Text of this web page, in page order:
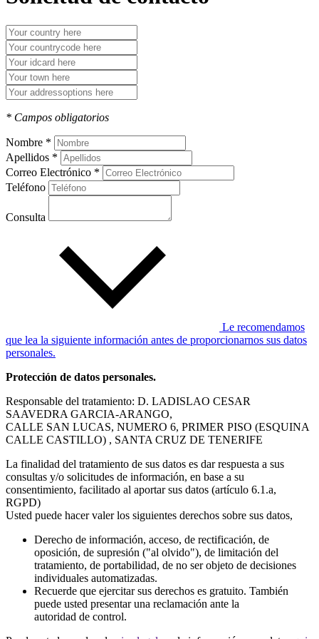
* Campos obligatorios
Nombre *
Apellidos *
Correo Electrónico *
Teléfono
Consulta
Le recomendamos
que lea la siguiente información antes de proporcionarnos sus datos
personales.
Protección de datos personales.
Responsable del tratamiento: D. LADISLAO CESAR
SAAVEDRA GARCIA-ARANGO,
CALLE SAN LUCAS, NUMERO 6, PRIMER PISO (ESQUINA
CALLE CASTILLO) , SANTA CRUZ DE TENERIFE
La finalidad del tratamiento de sus datos es dar respuesta a sus
consultas y/o solicitudes de información, en base a su
consentimiento, facilitado al aportar sus datos (artículo 6.1.a,
RGPD)
Usted puede hacer valer los siguientes derechos sobre sus datos,
Derecho de información, acceso, de rectificación, de
oposición, de supresión ("al olvido"), de limitación del
tratamiento, de portabilidad, de no ser objeto de decisiones
individuales automatizadas.
Recuerde que ejercitar sus derechos es gratuito. También
puede usted presentar una reclamación ante la
autoridad de control.